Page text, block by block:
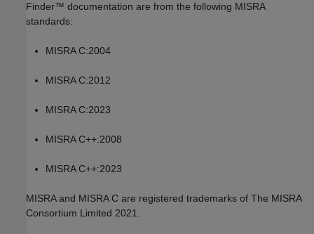
Finder™ documentation are from the following MISRA
standards:
MISRA C:2004
MISRA C:2012
MISRA C:2023
MISRA C++:2008
MISRA C++:2023
MISRA and MISRA C are registered trademarks of The MISRA
Consortium Limited 2021.